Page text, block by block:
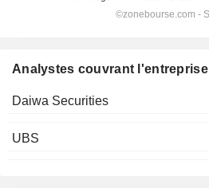
Analystes couvrant l'entreprise
Daiwa Securities
UBS